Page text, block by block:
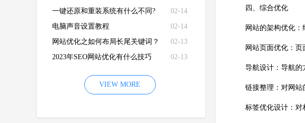
02-14
一键还原和重装系统有什么不同?
02-14
电脑声音设置教程
02-13
网站优化之如何布局长尾关键词？
02-13
2023年SEO网站优化有什么技巧
VIEW MORE
四、综合优化
网站的架构优化：
网站页面优化：页
导航设计：导航的
链接整理：对网站
标签优化设计：对